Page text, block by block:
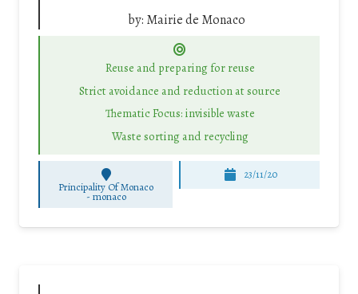
by: Mairie de Monaco
Reuse and preparing for reuse
Strict avoidance and reduction at source
Thematic Focus: invisible waste
Waste sorting and recycling
Principality Of Monaco
- monaco
23/11/20